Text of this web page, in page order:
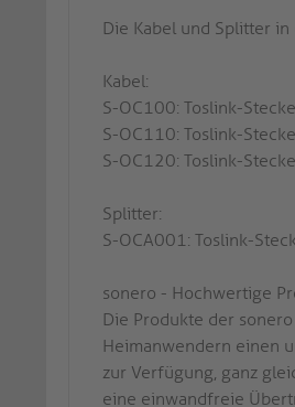
Die Kabel und Splitter
Kabel:
S-OC100: Toslink-
S-OC110: Toslink-
S-OC120: Toslink-
Splitter:
S-OCA001: Toslink-
sonero - Hochwertige
Die Produkte der
Heimanwendern einen
zur Verfügung, ganz
eine einwandfreie